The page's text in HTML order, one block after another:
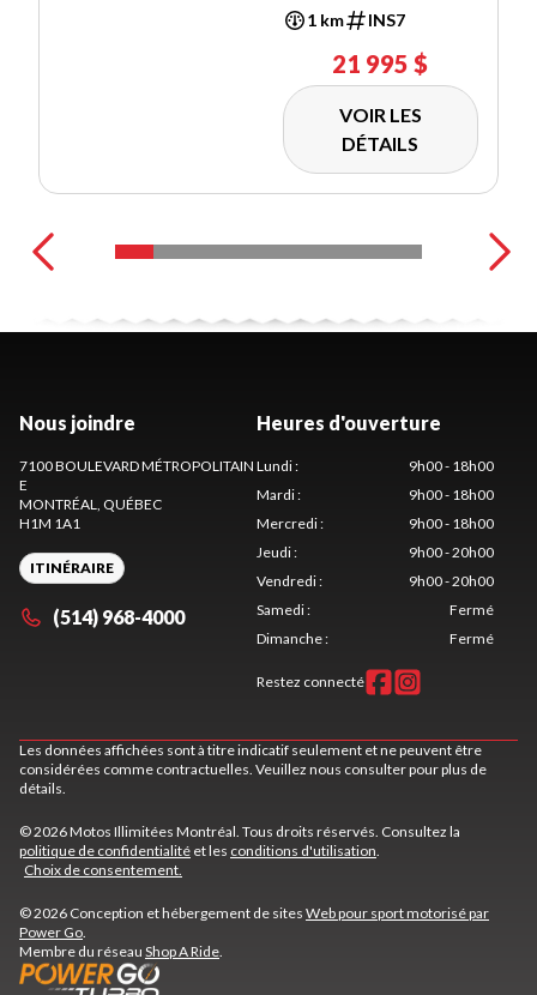
1 km INS7
21 995 $
VOIR LES
DÉTAILS
Nous joindre
7100 BOULEVARD MÉTROPOLITAIN
E
MONTRÉAL
, QUÉBEC
H1M 1A1
ITINÉRAIRE
(514) 968-4000
Heures d'ouverture
Lundi:
9h00 - 18h00
Mardi:
9h00 - 18h00
Mercredi:
9h00 - 18h00
Jeudi:
9h00 - 20h00
Vendredi:
9h00 - 20h00
Samedi:
Fermé
Dimanche: Fermé
Restez connecté
Les données affichées sont à titre indicatif seulement et ne peuvent être
considérées comme contractuelles. Veuillez nous consulter pour plus de
détails.
© 2026 Motos Illimitées Montréal. Tous droits réservés. Consultez la
politique de confidentialité et les conditions d'utilisation
Choix de consentement.
© 2026 Conception et hébergement de sites Web pour sport motorisé par
Power Go
Membre du réseau Shop A Ride